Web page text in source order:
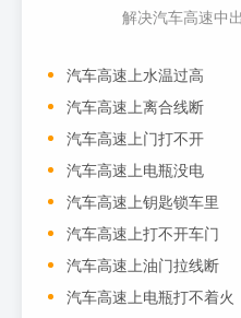
解决汽车高速中
汽车高速上水温过高
汽车高速上离合线断
汽车高速上门打不开
汽车高速上电瓶没电
汽车高速上钥匙锁车里
汽车高速上打不开车门
汽车高速上油门拉线断
汽车高速上电瓶打不着火